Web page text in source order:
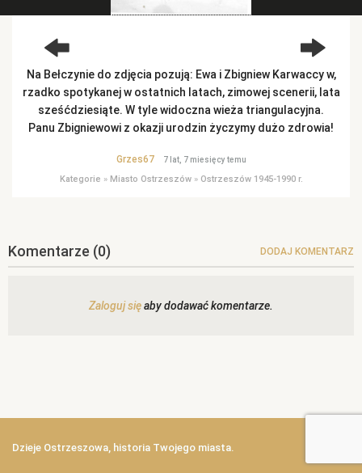
Na Bełczynie do zdjęcia pozują: Ewa i Zbigniew Karwaccy w,
rzadko spotykanej w ostatnich latach, zimowej scenerii, lata
sześćdziesiąte. W tyle widoczna wieża triangulacyjna.
Panu Zbigniewowi z okazji urodzin życzymy dużo zdrowia!
Grzes67 7 lat, 7 miesięcy temu
Kategorie » Miasto Ostrzeszów» Ostrzeszów 1945-1990 r.
Komentarze (0) DODAJ KOMENTARZ
Zaloguj sięaby dodawać komentarze.
Dzieje Ostrzeszowa, historia Twojego miasta.